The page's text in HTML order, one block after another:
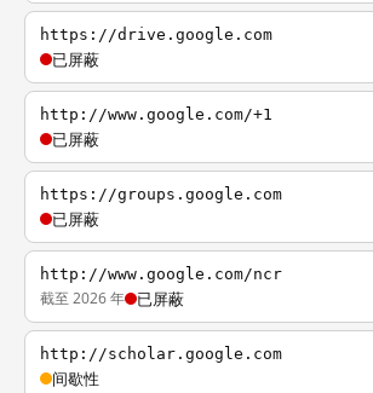
https://drive.google.com
已屏蔽
http://www.google.com/+1
已屏蔽
https://groups.google.com
已屏蔽
http://www.google.com/ncr
截至 2026 年 已屏蔽
http://scholar.google.com
间歇性